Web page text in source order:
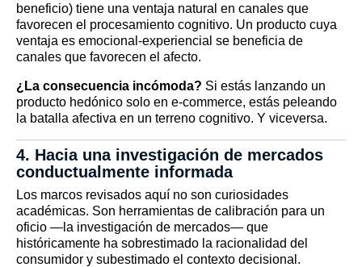
beneficio) tiene una ventaja natural en canales que
favorecen el procesamiento cognitivo. Un producto cuya
ventaja es emocional-experiencial se beneficia de
canales que favorecen el afecto.
¿La consecuencia incómoda? Si estás lanzando un
producto hedónico solo en e-commerce, estás peleando
la batalla afectiva en un terreno cognitivo. Y viceversa.
4. Hacia una investigación de mercados
conductualmente informada
Los marcos revisados aquí no son curiosidades
académicas. Son herramientas de calibración para un
oficio —la investigación de mercados— que
históricamente ha sobrestimado la racionalidad del
consumidor y subestimado el contexto decisional.